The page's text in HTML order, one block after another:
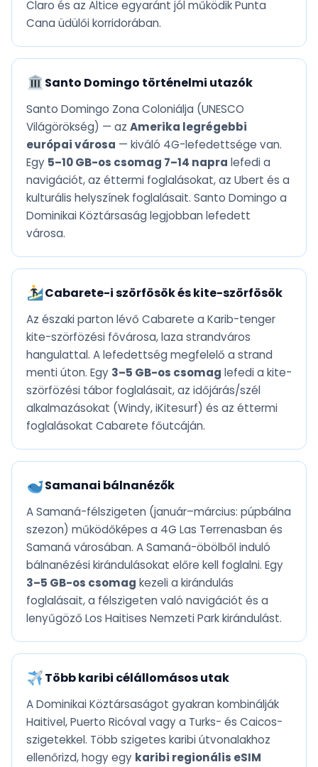
Claro és az Altice egyaránt jól működik Punta
Cana üdülői korridorában.
Santo Domingo történelmi utazók
Santo Domingo Zona Coloniálja (UNESCO
Világörökség) — az Amerika legrégebbi
európai városa — kiváló 4G-lefedettsége van.
Egy 5–10 GB-os csomag 7–14 napra lefedi a
navigációt, az éttermi foglalásokat, az Ubert és a
kulturális helyszínek foglalásait. Santo Domingo a
Dominikai Köztársaság legjobban lefedett
városa.
Cabarete-i szörfösök és kite-szörfösök
Az északi parton lévő Cabarete a Karib-tenger
kite-szörfözési fővárosa, laza strandváros
hangulattal. A lefedettség megfelelő a strand
menti úton. Egy 3–5 GB-os csomag lefedi a kite-
szörfözési tábor foglalásait, az időjárás/szél
alkalmazásokat (Windy, iKitesurf) és az éttermi
foglalásokat Cabarete főutcáján.
Samanai bálnanézők
A Samaná-félszigeten (január–március: púpbálna
szezon) működőképes a 4G Las Terrenasban és
Samaná városában. A Samaná-öbölből induló
bálnanézési kirándulásokat előre kell foglalni. Egy
3–5 GB-os csomag kezeli a kirándulás
foglalásait, a félszigeten való navigációt és a
lenyűgöző Los Haitises Nemzeti Park kirándulást.
Több karibi célállomásos utak
A Dominikai Köztársaságot gyakran kombinálják
Haitivel, Puerto Ricóval vagy a Turks- és Caicos-
szigetekkel. Több szigetes karibi útvonalakhoz
ellenőrizd, hogy egy karibi regionális eSIM